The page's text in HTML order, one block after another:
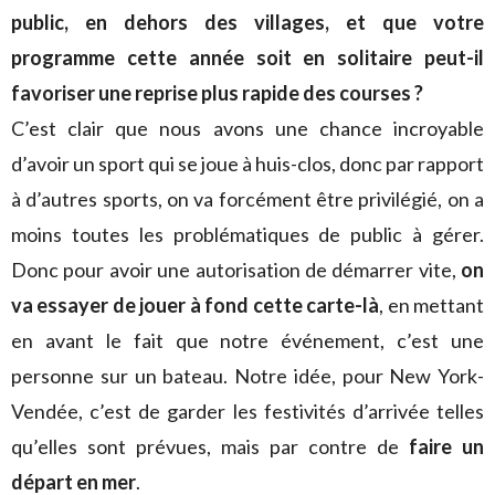
public, en dehors des villages, et que votre
programme cette année soit en solitaire peut-il
favoriser une reprise plus rapide des courses ?
C’est clair que nous avons une chance incroyable
d’avoir un sport qui se joue à huis-clos, donc par rapport
à d’autres sports, on va forcément être privilégié, on a
moins toutes les problématiques de public à gérer.
Donc pour avoir une autorisation de démarrer vite, on
va essayer de jouer à fond cette carte-là, en mettant
en avant le fait que notre événement, c’est une
personne sur un bateau. Notre idée, pour New York-
Vendée, c’est de garder les festivités d’arrivée telles
qu’elles sont prévues, mais par contre de faire un
départ en mer.